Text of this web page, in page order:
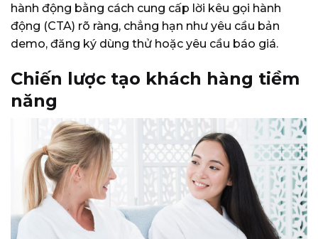
hành động bằng cách cung cấp lời kêu gọi hành
động (CTA) rõ ràng, chẳng hạn như yêu cầu bản
demo, đăng ký dùng thử hoặc yêu cầu báo giá.
Chiến lược tạo khách hàng tiềm
năng